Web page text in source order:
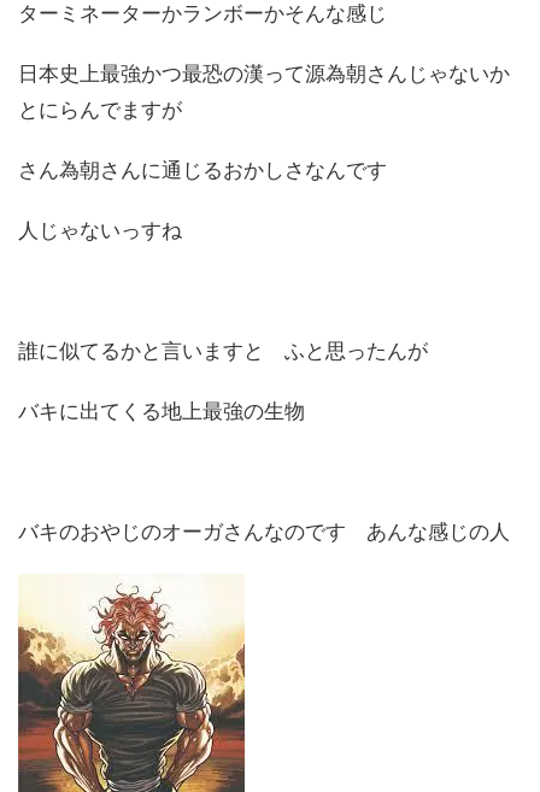
ターミネーターかランボーかそんな感じ
日本史上最強かつ最恐の漢って源為朝さんじゃないか
とにらんでますが
さん為朝さんに通じるおかしさなんです
人じゃないっすね
誰に似てるかと言いますと ふと思ったんが
バキに出てくる地上最強の生物
バキのおやじのオーガさんなのです あんな感じの人